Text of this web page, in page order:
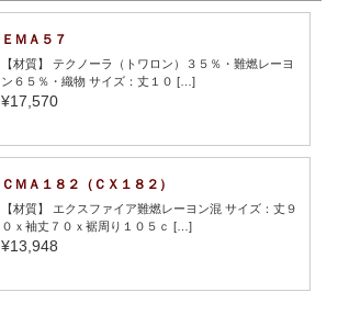
ＥＭＡ５７
【材質】 テクノーラ（トワロン）３５％・難燃レーヨ
ン６５％・織物 サイズ：丈１０ […]
¥17,570
ＣＭＡ１８２（ＣＸ１８２）
【材質】 エクスファイア難燃レーヨン混 サイズ：丈９
０ｘ袖丈７０ｘ裾周り１０５ｃ […]
¥13,948